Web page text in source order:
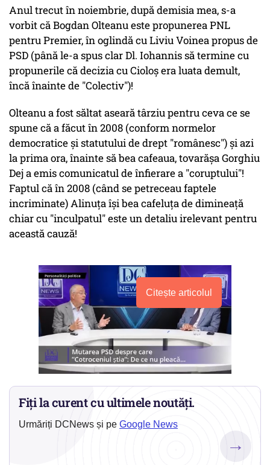
Anul trecut în noiembrie, după demisia mea, s-a
vorbit că Bogdan Olteanu este propunerea PNL
pentru Premier, în oglindă cu Liviu Voinea propus de
PSD (până le-a spus clar Dl. Iohannis să termine cu
propunerile că decizia cu Cioloș era luata demult,
încă înainte de "Colectiv")!
Olteanu a fost săltat aseară târziu pentru ceva ce se
spune că a făcut în 2008 (conform normelor
democratice și statutului de drept "românesc") și azi
la prima ora, înainte să bea cafeaua, tovarășa Gorghiu
Dej a emis comunicatul de înfierare a "coruptului"!
Faptul că în 2008 (când se petreceau faptele
incriminate) Alinuța își bea cafeluța de dimineață
chiar cu "inculpatul" este un detaliu irelevant pentru
această cauză!
Citește articolul
Fiți la curent cu ultimele noutăți.
Urmăriți DCNews și pe Google News
→